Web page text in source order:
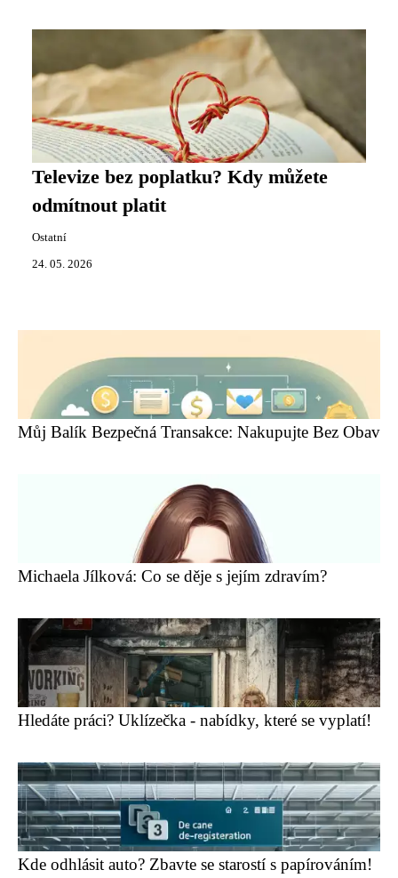
Televize bez poplatku? Kdy můžete
odmítnout platit
Ostatní
24. 05. 2026
Můj Balík Bezpečná Transakce: Nakupujte Bez Obav
Michaela Jílková: Co se děje s jejím zdravím?
Hledáte práci? Uklízečka - nabídky, které se vyplatí!
Kde odhlásit auto? Zbavte se starostí s papírováním!